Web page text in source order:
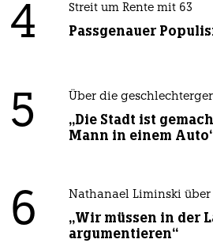
4 Streit um Rente mit 63
Passgenauer
5 Über die
„Die Stadt ist
Mann in einem
6 Nathanael Liminski über
„Wir müssen in der
argumentieren“